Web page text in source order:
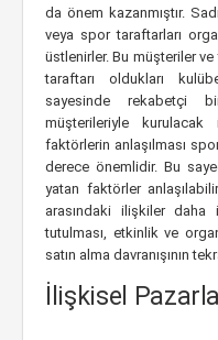
da önem kazanmıştır.
veya spor taraftarları
üstlenirler. Bu müşteriler
taraftarı oldukları
sayesinde rekabetçi
müşterileriyle kurulacak
faktörlerin anlaşılması
derece önemlidir. Bu
yatan faktörler
arasındaki ilişkiler
tutulması, etkinlik ve
satın alma davranışının
İlişkisel